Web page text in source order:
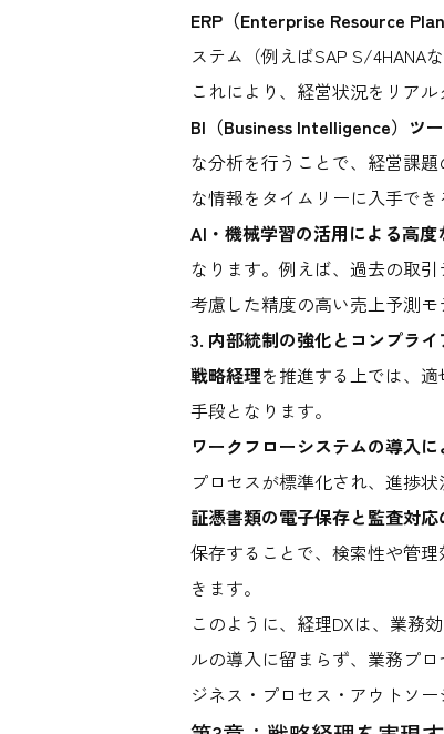
ERP（Enterprise Resource
ステム（例えばSAP S/4HANA
これにより、経営状況をリア
BI（Business Intelligence）ツ
な分析を行うことで、経営課
な情報をタイムリーに入手でき
AI・機械学習の活用による高度
なります。例えば、過去の取
考慮した精度の高い売上予測モ
3. 内部統制の強化とコンプラ
戦略経理を推進する上では、
手段となります。
ワークフローシステムの導入
プロセスが標準化され、進捗
証憑書類の電子保存と監査対応
保存することで、検索性や管
きます。
このように、経理DXは、業務
ルの導入に留まらず、業務プ
ジネス・プロセス・アウトソ